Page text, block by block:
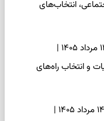
انتخاب‌های
فال چای امروز چهارشنبه ۱۴ مرداد ۱۴۰۵ |
و انتخاب راه‌های
فال شمع امروز چهارشنبه ۱۴ مرداد ۱۴۰۵ |